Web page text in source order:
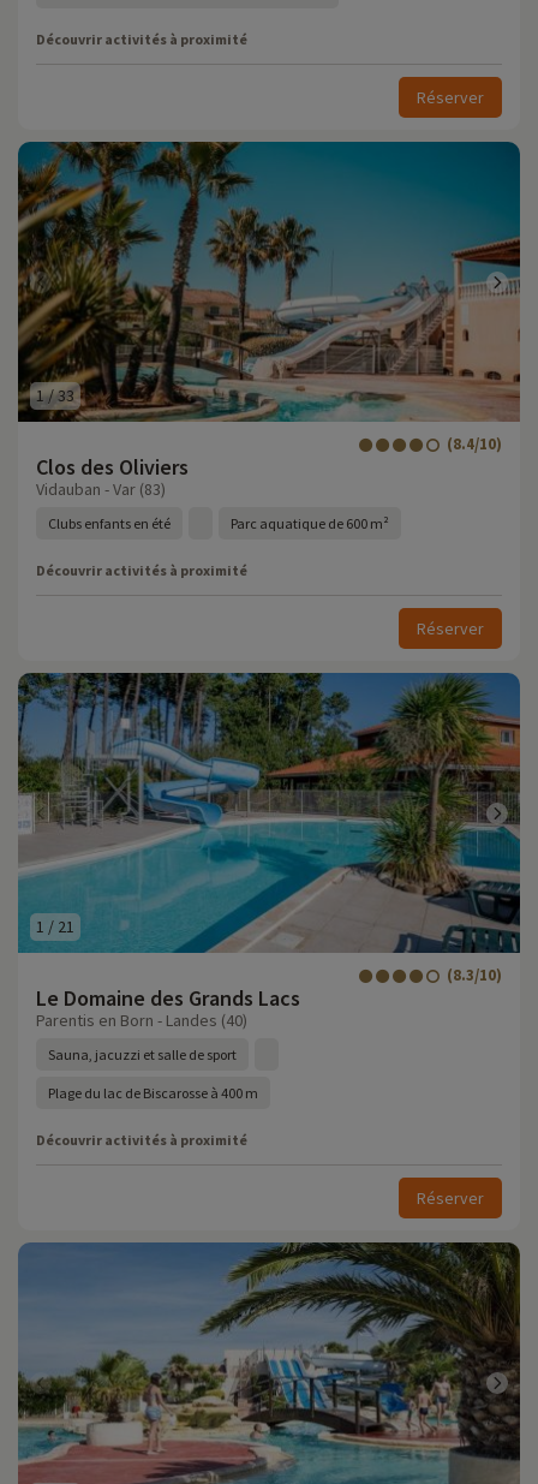
Découvrir activités à proximité
Réserver
1/33
Clos des Oliviers
(8.4/10)
Vidauban - Var (83)
Clubs enfants en été Parc aquatique de 600 m²
Découvrir activités à proximité
Réserver
1 / 21
Le Domaine des Grands Lacs
(8.3/10)
Parentis en Born - Landes (40)
Sauna, jacuzzi et salle de sport
Plage du lac de Biscarosse à 400 m
Découvrir activités à proximité
Réserver